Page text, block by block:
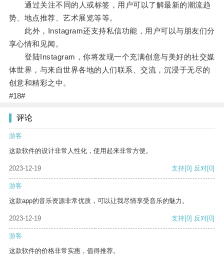
通过关注不同的人或标签，用户可以了解最新的潮流趋
势、地点推荐、艺术展览等等。
此外，Instagram还支持私信功能，用户可以与朋友们分
享心情和见闻。
登陆Instagram，你将发现一个充满创意与美好的社交媒
体世界，与来自世界各地的人们联系、交流，沉浸于无尽的
创意和精彩之中。
#18#
评论
游客
这款软件的设计非常人性化，使用起来非常方便。
2023-12-19 支持[0] 反对[0]
游客
这款app的音乐资源非常优质，可以让我尽情享受音乐的魅力。
2023-12-19 支持[0] 反对[0]
游客
这款软件的价格非常实惠，值得推荐。